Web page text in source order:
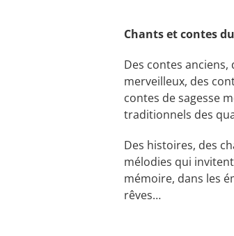
Chants et contes
Des contes anciens,
merveilleux, des
contes de sagesse
traditionnels des
Des histoires, des
mélodies qui
mémoire, dans les
rêves…